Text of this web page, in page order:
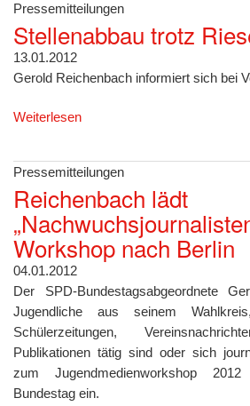
Pressemitteilungen
Stellenabbau trotz
13.01.2012
Gerold Reichenbach informiert sich bei
Weiterlesen
Pressemitteilungen
Reichenbach lädt
Workshop nach Berlin
04.01.2012
Der SPD-Bundestagsabgeordnete
Jugendliche aus seinem
Schülerzeitungen,
Publikationen tätig sind oder sich
zum Jugendmedienworkshop
Bundestag ein.